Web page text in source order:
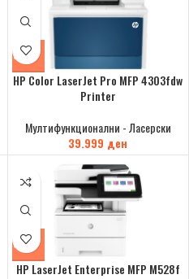
HP Color LaserJet Pro MFP 4303fdw
Printer
Мултифункционални - Ласерски
39.999 ден
HP LaserJet Enterprise MFP M528f